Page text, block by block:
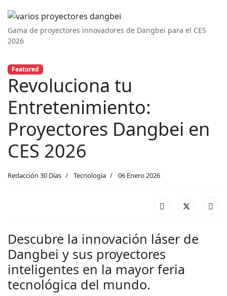
Gama de proyectores innovadores de Dangbei para el CES
2026
Featured
Revoluciona tu
Entretenimiento:
Proyectores Dangbei en
CES 2026
Redacción 30 Días Tecnología 06 Enero 2026
Descubre la innovación láser de
Dangbei y sus proyectores
inteligentes en la mayor feria
tecnológica del mundo.